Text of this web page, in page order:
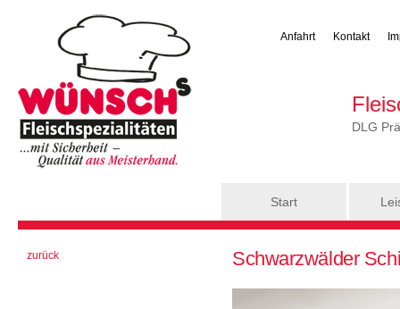
Anfahrt Kontakt
DLG
Start
zurück Schwarzwälder